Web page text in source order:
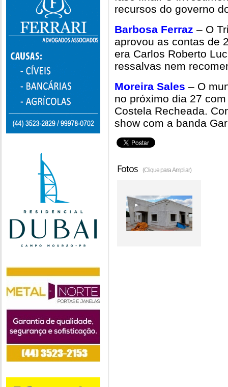
recursos do governo
Barbosa Ferraz – O
aprovou as contas de
era Carlos Roberto
ressalvas nem
Moreira Sales – O
no próximo dia 27
Costela Recheada.
show com a banda
Fotos (Clique para Ampliar)